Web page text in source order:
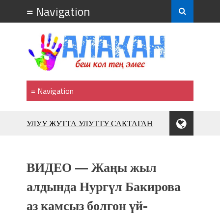
ЖУСУП АБДРАХМАНОВ
фонтанов в Royal Central Park
Аида САЛЯНОВА: "Кыргыз шахмат
союзунун президенти болуп
шайланышым сыймык жана чоң
жоопкерчилик!"
ВИДЕО — Жаңы жыл
алдында Нургүл Бакирова
аз камсыз болгон үй-